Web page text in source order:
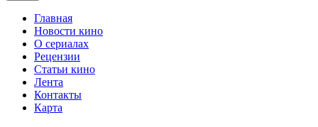
Главная
Новости кино
О сериалах
Рецензии
Статьи кино
Лента
Контакты
Карта